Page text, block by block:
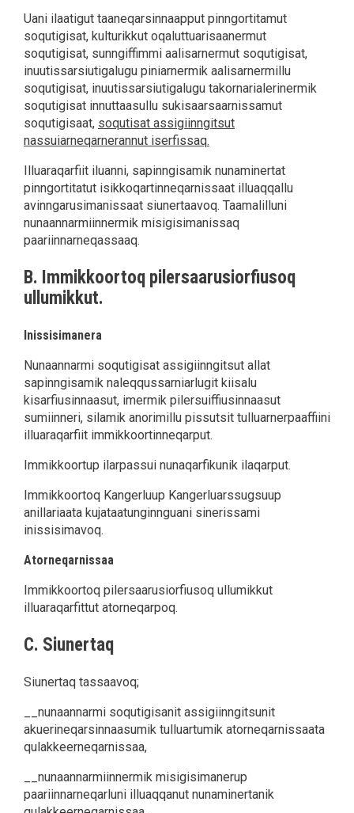
Uani ilaatigut taaneqarsinnaapput pinngortitamut
soqutigisat, kulturikkut oqaluttuarisaanermut
soqutigisat, sunngiffimmi aalisarnermut soqutigisat,
inuutissarsiutigalugu piniarnermik aalisarnermillu
soqutigisat, inuutissarsiutigalugu takornarialerinermik
soqutigisat innuttaasullu sukisaarsaarnissamut
soqutigisaat, soqutisat assigiinngitsut
nassuiarneqarnerannut iserfissaq.
Illuaraqarfiit iluanni, sapinngisamik nunaminertat
pinngortitatut isikkoqartinneqarnissaat illuaqqallu
avinngarusimanissaat siunertaavoq. Taamalilluni
nunaannarmiinnermik misigisimanissaq
paariinnarneqassaaq.
B. Immikkoortoq pilersaarusiorfiusoq
ullumikkut.
Inissisimanera
Nunaannarmi soqutigisat assigiinngitsut allat
sapinngisamik naleqqussarniarlugit kiisalu
kisarfiusinnaasut, imermik pilersuiffiusinnaasut
sumiinneri, silamik anorimillu pissutsit tulluarnerpaaffiini
illuaraqarfiit immikkoortinneqarput.
Immikkoortup ilarpassui nunaqarfikunik ilaqarput.
Immikkoortoq Kangerluup Kangerluarssugsuup
anillariaata kujataatunginnguani sinerissami
inissisimavoq.
Atorneqarnissaa
Immikkoortoq pilersaarusiorfiusoq ullumikkut
illuaraqarfittut atorneqarpoq.
C. Siunertaq
Siunertaq tassaavoq;
__nunaannarmi soqutigisanit assigiinngitsunit
akuerineqarsinnaasumik tulluartumik atorneqarnissaata
qulakkeerneqarnissaa,
__nunaannarmiinnermik misigisimanerup
paariinnarneqarluni illuaqqanut nunaminertanik